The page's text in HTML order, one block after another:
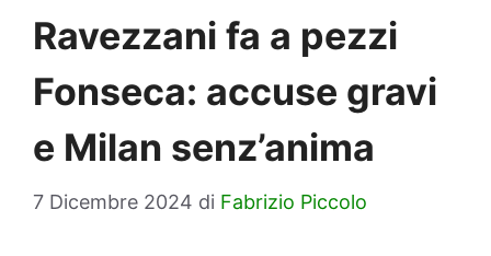
Ravezzani fa a pezzi
Fonseca: accuse gravi
e Milan senz’anima
7 Dicembre 2024 di Fabrizio Piccolo